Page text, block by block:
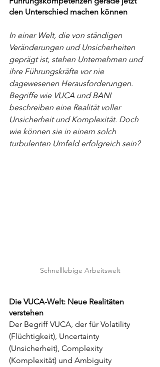
den Unterschied machen können
In einer Welt, die von ständigen
Veränderungen und Unsicherheiten
geprägt ist, stehen Unternehmen und
ihre Führungskräfte vor nie
dagewesenen Herausforderungen.
Begriffe wie VUCA und BANI
beschreiben eine Realität voller
Unsicherheit und Komplexität. Doch
wie können sie in einem solch
turbulenten Umfeld erfolgreich sein?
Schnelllebige Arbeitswelt
Die VUCA-Welt: Neue Realitäten
verstehen
Der Begriff VUCA, der für Volatility
(Flüchtigkeit), Uncertainty
(Unsicherheit), Complexity
(Komplexität) und Ambiguity